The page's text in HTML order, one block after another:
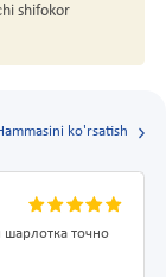
shifokor
ko'rsatish
шарлотка точно